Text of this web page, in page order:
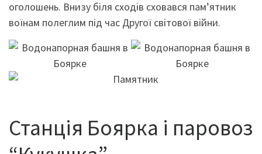
оголошень. Внизу біля сходів сховався пам’ятник
воїнам полеглим під час Другої світової війни.
Станція Боярка і паровоз